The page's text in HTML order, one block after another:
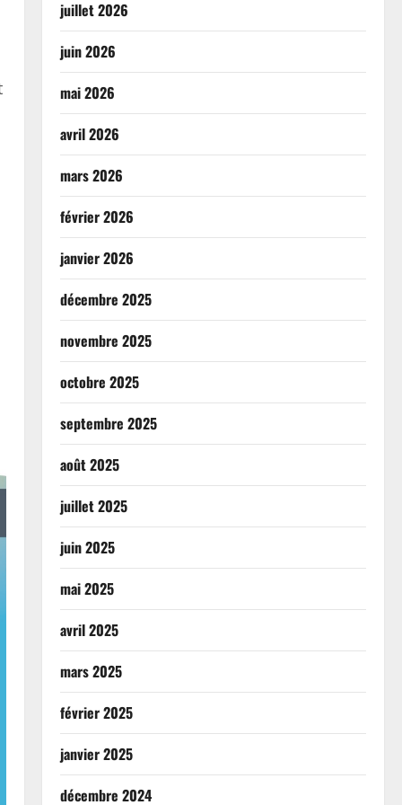
juillet 2026
juin 2026
mai 2026
avril 2026
mars 2026
février 2026
janvier 2026
décembre 2025
novembre 2025
octobre 2025
septembre 2025
août 2025
juillet 2025
juin 2025
mai 2025
avril 2025
mars 2025
février 2025
janvier 2025
décembre 2024